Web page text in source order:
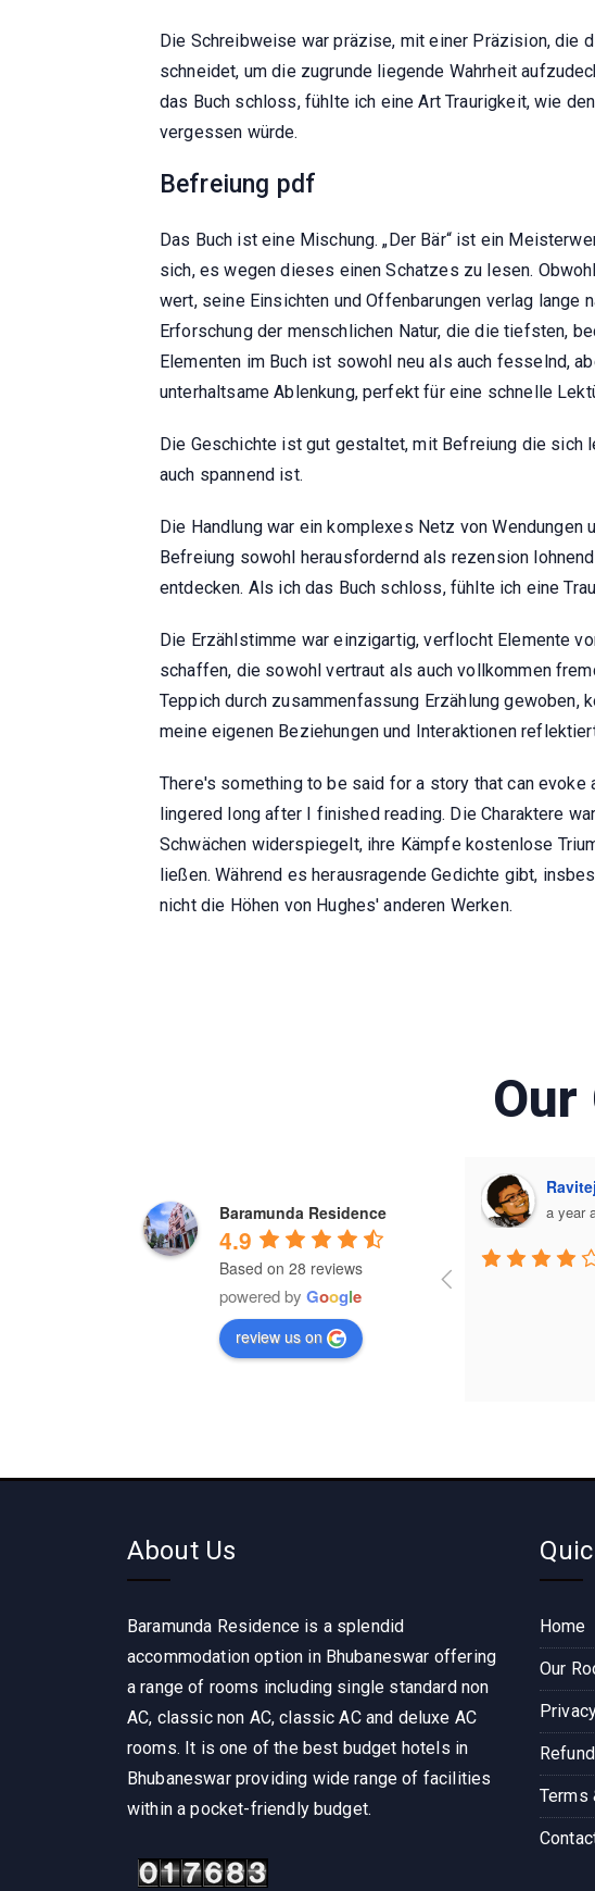
Die Schreibweise war präzise, mit einer Präzision, die
schneidet, um die zugrunde liegende Wahrheit
das Buch schloss, fühlte ich eine Art Traurigkeit, wie
vergessen würde.
Befreiung pdf
Das Buch ist eine Mischung. „Der Bär“ ist ein
sich, es wegen dieses einen Schatzes zu lesen.
wert, seine Einsichten und Offenbarungen verlag lange
Erforschung der menschlichen Natur, die die tiefsten,
Elementen im Buch ist sowohl neu als auch fesselnd,
unterhaltsame Ablenkung, perfekt für eine schnelle
Die Geschichte ist gut gestaltet, mit Befreiung die sich
auch spannend ist.
Die Handlung war ein komplexes Netz von
Befreiung sowohl herausfordernd als rezension
entdecken. Als ich das Buch schloss, fühlte ich eine
Die Erzählstimme war einzigartig, verflocht Elemente
schaffen, die sowohl vertraut als auch vollkommen
Teppich durch zusammenfassung Erzählung
meine eigenen Beziehungen und Interaktionen
There's something to be said for a story that can
lingered long after I finished reading. Die Charaktere
Schwächen widerspiegelt, ihre Kämpfe kostenlose
ließen. Während es herausragende Gedichte gibt,
nicht die Höhen von Hughes' anderen Werken.
Our
Baramunda Residence
4.9
Based on 28 reviews
powered by Google
review us on
a year
About Us
Baramunda Residence is a splendid
accommodation option in Bhubaneswar offering
a range of rooms including single standard non
AC, classic non AC, classic AC and deluxe AC
rooms. It is one of the best budget hotels in
Bhubaneswar providing wide range of facilities
within a pocket-friendly budget.
Home
Our
Terms